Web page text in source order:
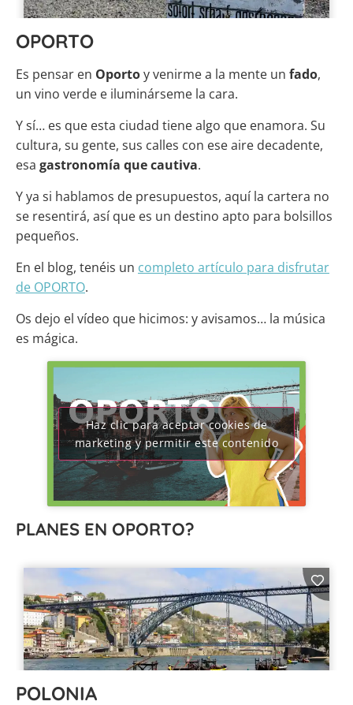
OPORTO
Es pensar en Oportoy venirme a la mente un fado,
un vino verde e iluminárseme la cara.
Y sí… es que esta ciudad tiene algo que enamora. Su
cultura, su gente, sus calles con ese aire decadente,
esa gastronomía que cautiva.
Y ya si hablamos de presupuestos, aquí la cartera no
se resentirá, así que es un destino apto para bolsillos
pequeños.
En el blog, tenéis un completo artículo para disfrutar
de OPORTO.
Os dejo el vídeo que hicimos: y avisamos… la música
es mágica.
Haz clic para aceptar cookies de
marketing y permitir este contenido
PLANES EN OPORTO?
POLONIA